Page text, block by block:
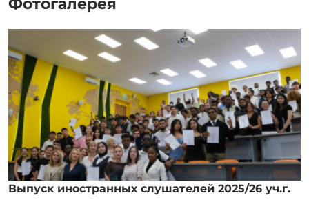
Фотогалерея
Выпуск иностранных слушателей 2025/26 уч.г.